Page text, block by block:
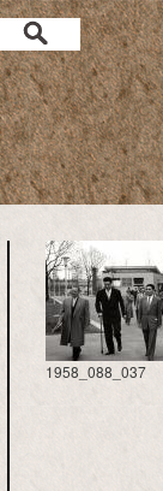
1958_088_037